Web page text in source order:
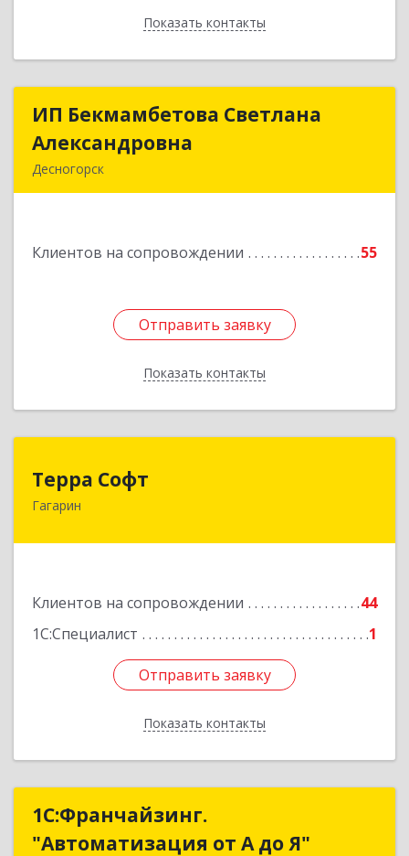
Показать контакты
Назад
ИП Бекмамбетова Светлана
Александровна
Десногорск
Клиентов на сопровождении 55
Отправить заявку
Показать контакты
ИП Бекмамбетова Светлана
Подробнее
Отправить заявку
Назад
Терра Софт
Гагарин
Клиентов на сопровождении
44
1С:Специалист
1
Отправить заявку
Показать контакты
215010, Смоленская обл, Гагарин г, Ленина ул,
Отправить заявку
Назад
1С:Франчайзинг.
"Автоматизация от А до Я"
1С:Франчайзинг.
"Автоматизация от А до Я"